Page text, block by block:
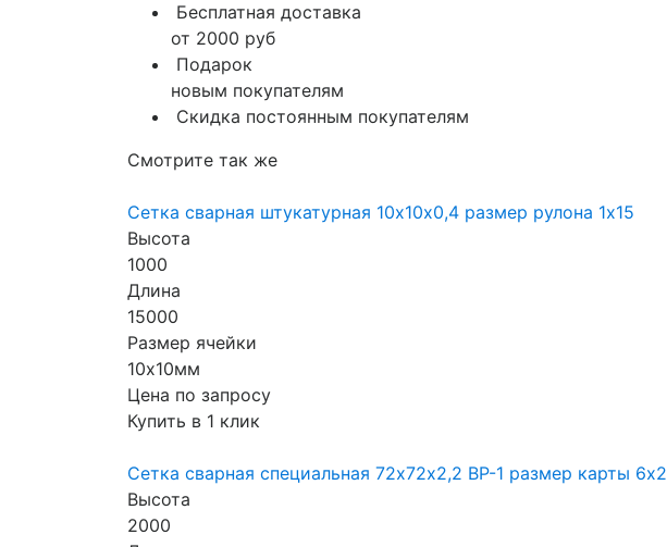
Бесплатная доставка
от 2000 руб
Подарок
новым покупателям
Скидка постоянным покупателям
Смотрите так же
Сетка сварная штукатурная 10х10х0,4 размер рулона 1х15
Высота
1000
Длина
15000
Размер ячейки
10х10мм
Цена по запросу
Купить в 1 клик
Сетка сварная специальная 72х72х2,2 ВР-1 размер карты 6х2
Высота
2000